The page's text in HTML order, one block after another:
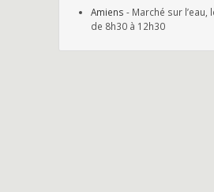
Amiens - Marché sur l’eau,
de 8h30 à 12h30